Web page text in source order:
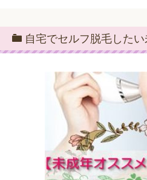
自宅でセルフ脱毛したい